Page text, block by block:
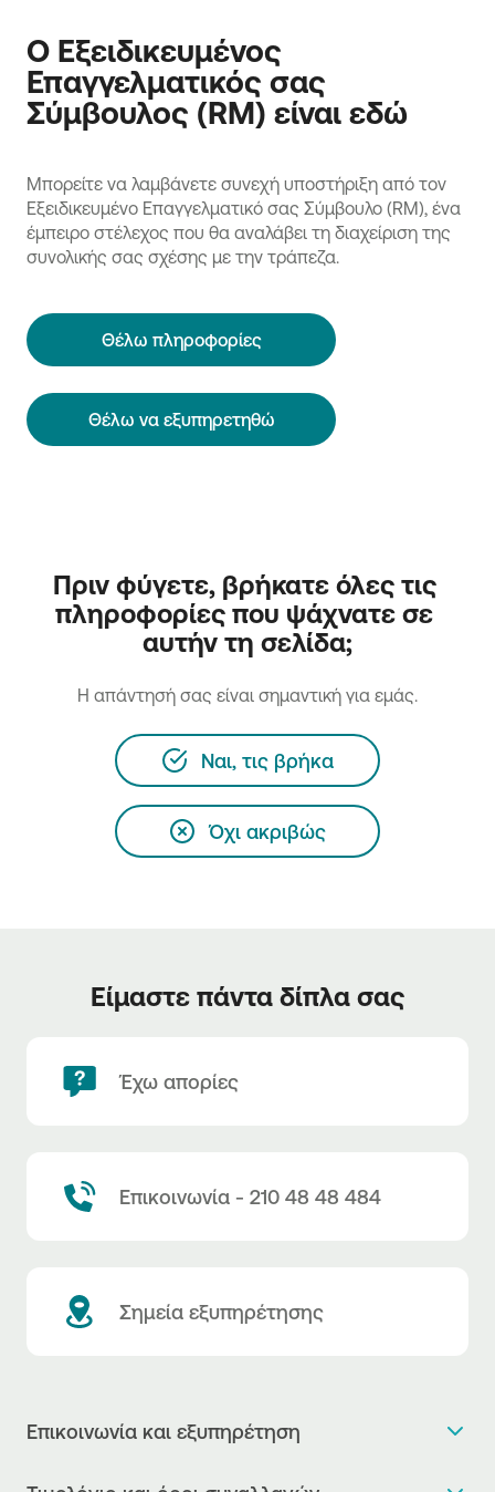
Ο Εξειδικευμένος
Επαγγελματικός σας
Σύμβουλος (RM) είναι εδώ
Μπορείτε να λαμβάνετε συνεχή υποστήριξη από τον
Εξειδικευμένο Επαγγελματικό σας Σύμβουλο (RM), ένα
έμπειρο στέλεχος που θα αναλάβει τη διαχείριση της
συνολικής σας σχέσης με την τράπεζα.
Θέλω πληροφορίες
Θέλω να εξυπηρετηθώ
Πριν φύγετε, βρήκατε όλες τις
πληροφορίες που ψάχνατε σε
αυτήν τη σελίδα;
H απάντησή σας είναι σημαντική για εμάς.
Ναι, τις βρήκα
Όχι ακριβώς
Είμαστε πάντα δίπλα σας
Έχω απορίες
Επικοινωνία - 210 48 48 484
Σημεία εξυπηρέτησης
Επικοινωνία και εξυπηρέτηση